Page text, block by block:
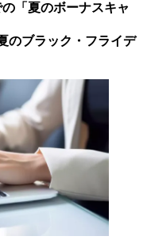
「夏のボーナスキャ
のブラック・フライデ